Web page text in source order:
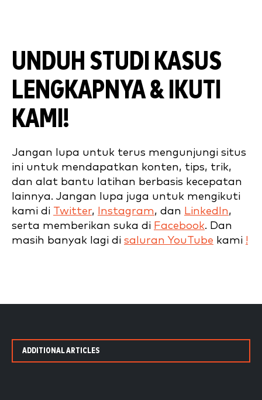
UNDUH STUDI KASUS
LENGKAPNYA & IKUTI
KAMI!
Jangan lupa untuk terus mengunjungi situs
ini untuk mendapatkan konten, tips, trik,
dan alat bantu latihan berbasis kecepatan
lainnya. Jangan lupa juga untuk mengikuti
kami di Twitter, Instagram, dan LinkedIn,
serta memberikan suka di Facebook. Dan
masih banyak lagi di saluran YouTube kami !
ADDITIONAL ARTICLES